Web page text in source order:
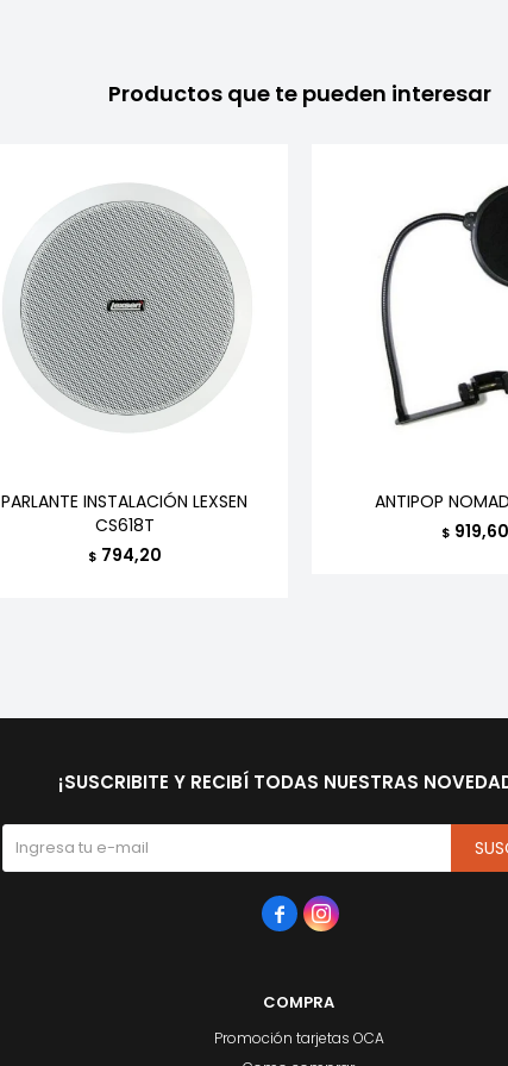
Productos que te pueden interesar
PARLANTE INSTALACIÓN LEXSEN
CS618T
$ 794,20
ANTIPOP
$ 919,60
COMPRA
Promoción tarjetas OCA
¡SUSCRIBITE Y RECIBÍ TODAS NUESTRAS
 